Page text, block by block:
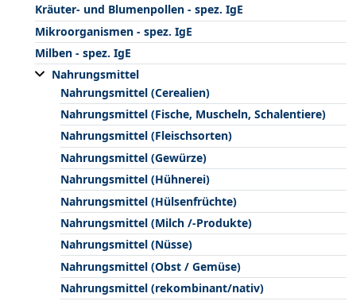
Kräuter- und Blumenpollen - spez. IgE
Mikroorganismen - spez. IgE
Milben - spez. IgE
Nahrungsmittel
Nahrungsmittel (Cerealien)
Nahrungsmittel (Fische, Muscheln, Schalentiere)
Nahrungsmittel (Fleischsorten)
Nahrungsmittel (Gewürze)
Nahrungsmittel (Hühnerei)
Nahrungsmittel (Hülsenfrüchte)
Nahrungsmittel (Milch /-Produkte)
Nahrungsmittel (Nüsse)
Nahrungsmittel (Obst / Gemüse)
Nahrungsmittel (rekombinant/nativ)